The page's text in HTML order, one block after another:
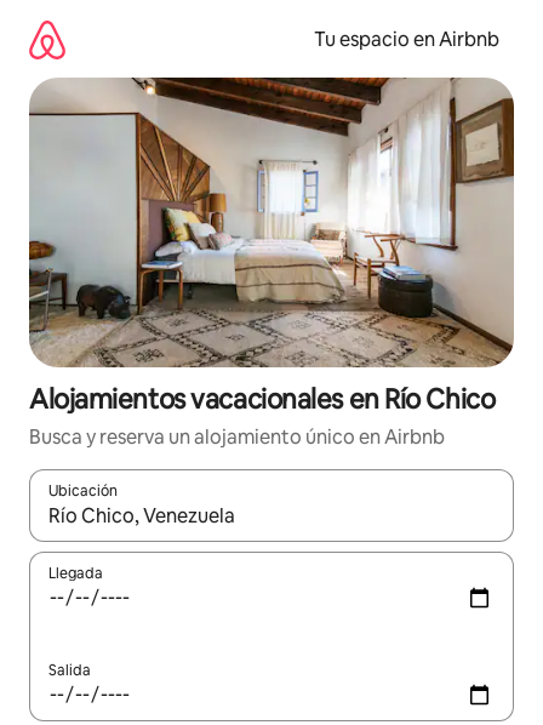
contenido
Tu espacio en Airbnb
Alojamientos vacacionales en Río Chico
Busca y reserva un alojamiento único en Airbnb
Ubicación
Cuando los resultados estén disponibles, podrás navegar
Llegada
Salida